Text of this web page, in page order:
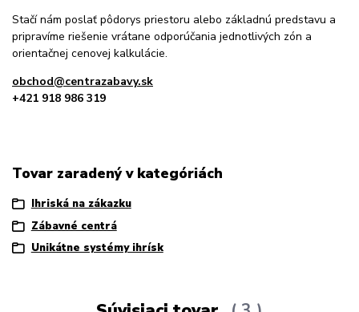
Stačí nám poslať pôdorys priestoru alebo základnú predstavu a
pripravíme riešenie vrátane odporúčania jednotlivých zón a
orientačnej cenovej kalkulácie.
obchod@centrazabavy.sk
+421 918 986 319
Tovar zaradený v kategóriách
Ihriská na zákazku
Zábavné centrá
Unikátne systémy ihrísk